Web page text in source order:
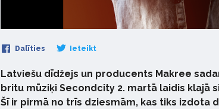
Dalīties Ieteikt
Latviešu dīdžejs un producents Makree
britu mūziķi Secondcity 2. martā laidis klajā
Šī ir pirmā no trīs dziesmām, kas tiks izdota